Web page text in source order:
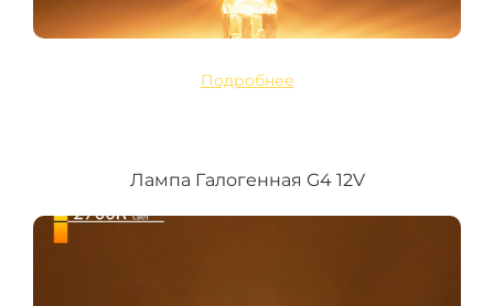
Подробнее
Лампа Галогенная G4 12V